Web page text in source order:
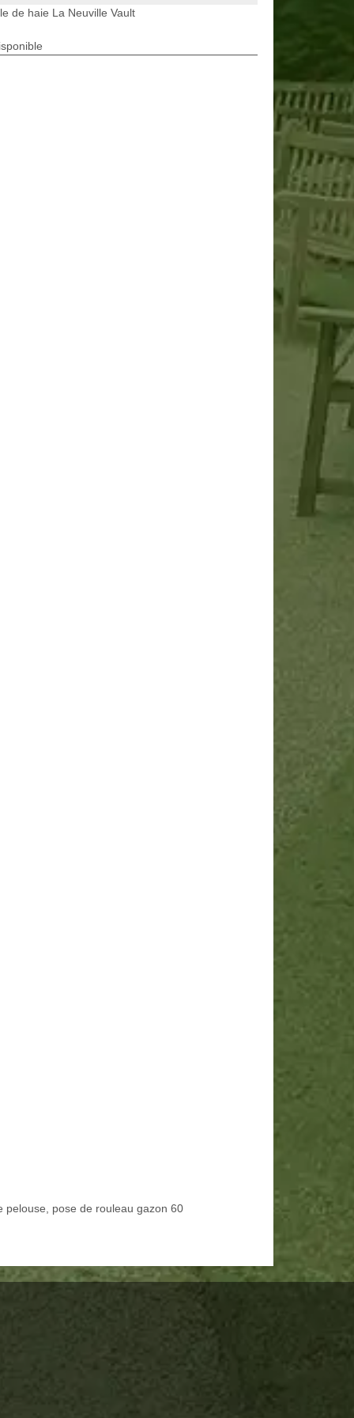
de haie La Neuville Vault
pelouse, pose de rouleau gazon 60